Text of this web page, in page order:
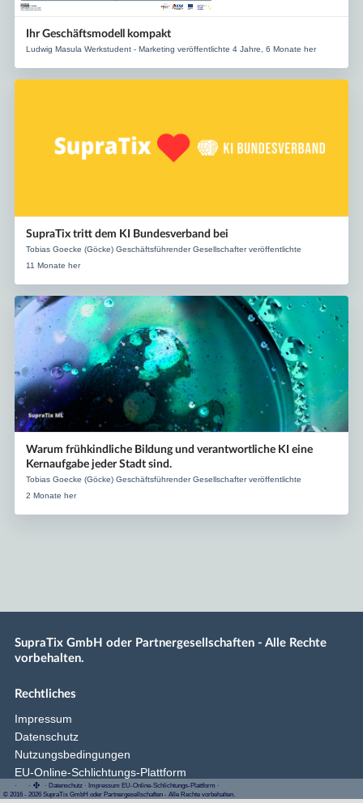
Ihr Geschäftsmodell kompakt
Ludwig Masula Werkstudent - Marketing veröffentlichte 4 Jahre, 6 Monate her
SupraTix tritt dem KI Bundesverband bei
Tobias Goecke (Göcke) Geschäftsführender Gesellschafter veröffentlichte
11 Monate her
Warum frühkindliche Bildung und verantwortliche KI eine
Kernaufgabe jeder Stadt sind.
Tobias Goecke (Göcke) Geschäftsführender Gesellschafter veröffentlichte
2 Monate her
SupraTix GmbH oder Partnergesellschaften - Alle Rechte
vorbehalten.
Rechtliches
Impressum
Datenschutz
Nutzungsbedingungen
EU-Online-Schlichtungs-Plattform
· · · Datenschutz · Impressum EU-Online-Schlichtungs-Plattform ·
© 2016 - 2026 SupraTix GmbH oder Partnergesellschaften - Alle Rechte vorbehalten.